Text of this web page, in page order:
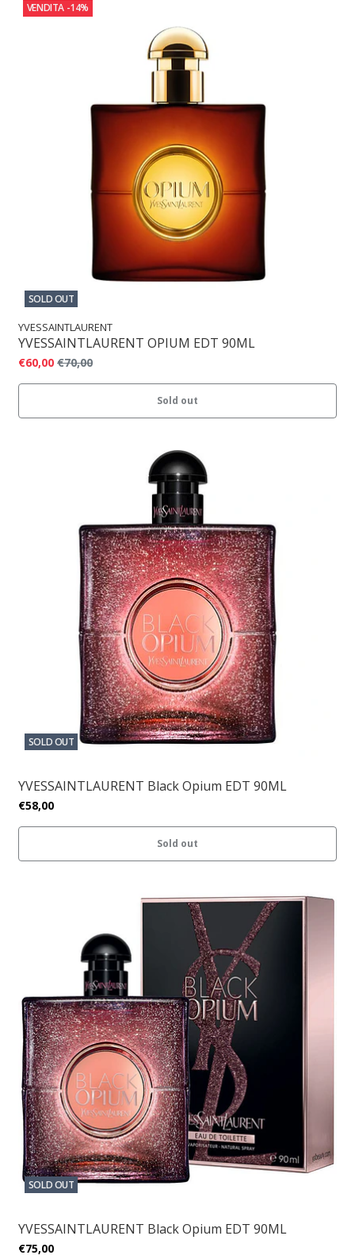
VENDITA -14%
SOLD OUT
YVESSAINTLAURENT
YVESSAINTLAURENT OPIUM EDT 90ML
€60,00 €70,00
Sold out
SOLD OUT
YVESSAINTLAURENT Black Opium EDT 90ML
€58,00
Sold out
SOLD OUT
YVESSAINTLAURENT Black Opium EDT 90ML
€75,00